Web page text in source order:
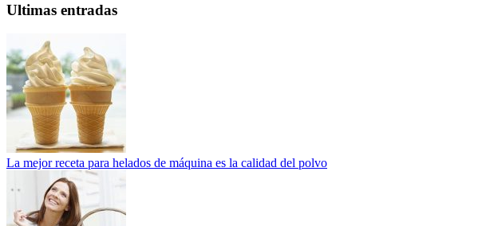
Ultimas entradas
La mejor receta para helados de máquina es la calidad del polvo